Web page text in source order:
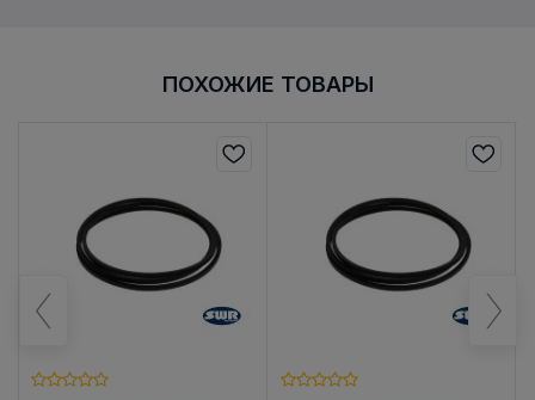
ПОХОЖИЕ ТОВАРЫ